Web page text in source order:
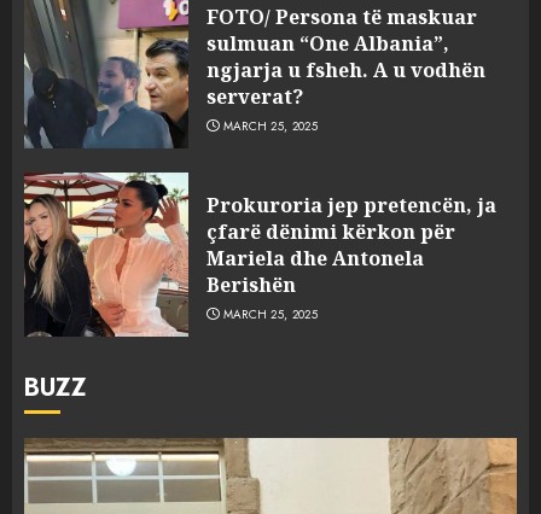
FOTO/ Persona të maskuar
sulmuan “One Albania”,
ngjarja u fsheh. A u vodhën
serverat?
MARCH 25, 2025
Prokuroria jep pretencën, ja
çfarë dënimi kërkon për
Mariela dhe Antonela
Berishën
MARCH 25, 2025
BUZZ